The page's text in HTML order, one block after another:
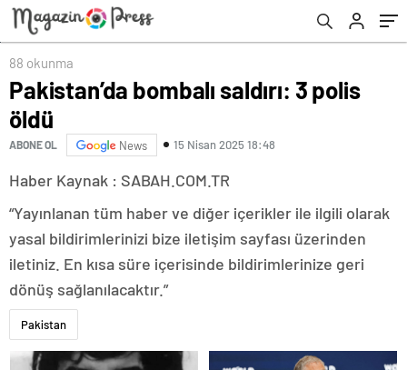
88 okunma
Pakistan’da bombalı saldırı: 3 polis
öldü
ABONE OL News 15 Nisan 2025 18:48
Haber Kaynak : SABAH.COM.TR
“Yayınlanan tüm haber ve diğer içerikler ile ilgili olarak
yasal bildirimlerinizi bize iletişim sayfası üzerinden
iletiniz. En kısa süre içerisinde bildirimlerinize geri
dönüş sağlanılacaktır.”
Pakistan